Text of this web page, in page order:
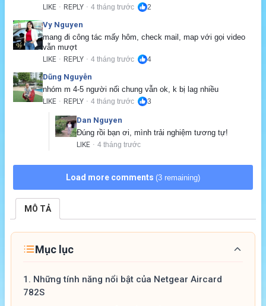
LIKE · REPLY · 4 tháng trước 2
Vy Nguyen
mang đi công tác mấy hôm, check mail, map với gọi video
vẫn mượt
LIKE · REPLY · 4 tháng trước 4
Dũng Nguyễn
nhóm m 4-5 người nối chung vẫn ok, k bị lag nhiều
LIKE · REPLY · 4 tháng trước 3
Dan Nguyen
Đúng rồi bạn ơi, mình trải nghiệm tương tự!
LIKE · 4 tháng trước
Load more comments (3 remaining)
MÔ TẢ
Mục lục
1. Những tính năng nổi bật của Netgear Aircard
782S